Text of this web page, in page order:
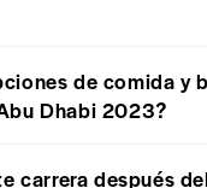
de comida y
Dhabi 2023?
carrera después